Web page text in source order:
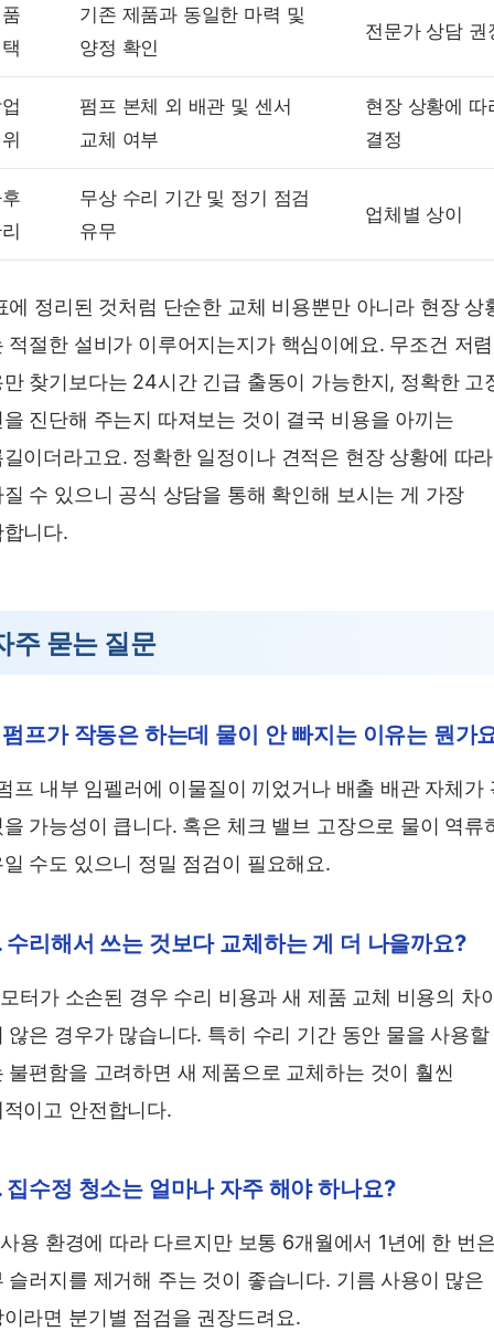
기존 제품과 동일한 마력 및
양정 확인
전문가 상담 권
펌프 본체 외 배관 및 센서
교체 여부
현장 상황에 따
결정
무상 수리 기간 및 정기 점검
유무
업체별 상이
에 정리된 것처럼 단순한 교체 비용뿐만 아니라 현장 상
적절한 설비가 이루어지는지가 핵심이에요. 무조건 저
찾기보다는 24시간 긴급 출동이 가능한지, 정확한 고
진단해 주는지 따져보는 것이 결국 비용을 아끼는
이더라고요. 정확한 일정이나 견적은 현장 상황에 따라
수 있으니 공식 상담을 통해 확인해 보시는 게 가장
니다.
주 묻는 질문
프가 작동은 하는데 물이 안 빠지는 이유는 뭔가
프 내부 임펠러에 이물질이 끼었거나 배출 배관 자체가
가능성이 큽니다. 혹은 체크 밸브 고장으로 물이 역류
수도 있으니 정밀 점검이 필요해요.
수리해서 쓰는 것보다 교체하는 게 더 나을까요?
터가 소손된 경우 수리 비용과 새 제품 교체 비용의 차
않은 경우가 많습니다. 특히 수리 기간 동안 물을 사용할
불편함을 고려하면 새 제품으로 교체하는 것이 훨씬
이고 안전합니다.
집수정 청소는 얼마나 자주 해야 하나요?
용 환경에 따라 다르지만 보통 6개월에서 1년에 한 번
슬러지를 제거해 주는 것이 좋습니다. 기름 사용이 많은
라면 분기별 점검을 권장드려요.